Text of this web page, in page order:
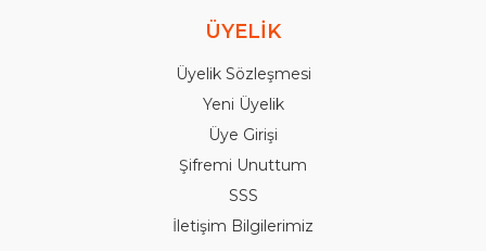
ÜYELİK
Üyelik Sözleşmesi
Yeni Üyelik
Üye Girişi
Şifremi Unuttum
SSS
İletişim Bilgilerimiz